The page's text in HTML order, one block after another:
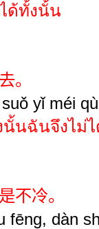
ด้ทั้งนั้น
。
yǐ méi
นั้นฉันจึงไม่
不冷。
fēng, dàn